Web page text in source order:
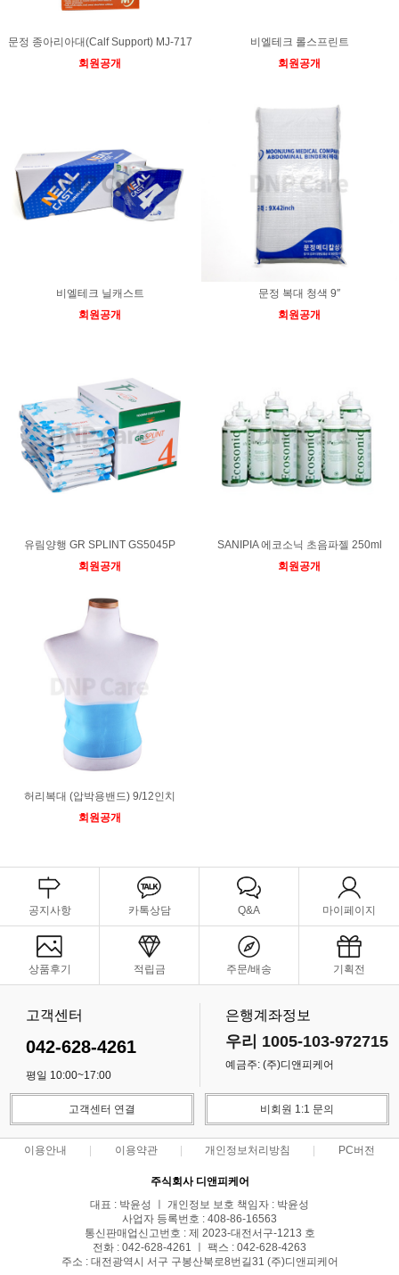
문정 종아리아대(Calf Support) MJ-717
회원공개
비엘테크 롤스프린트
회원공개
비엘테크 닐캐스트
회원공개
문정 복대 청색 9″
회원공개
유림양행 GR SPLINT GS5045P
회원공개
SANIPIA 에코소닉 초음파젤 250ml
회원공개
허리복대 (압박용밴드) 9/12인치
회원공개
공지사항 카톡상담 Q&A 마이페이지
상품후기 적립금 주문/배송 기획전
고객센터
042-628-4261
평일 10:00~17:00
은행계좌정보
우리 1005-103-972715
예금주: (주)디앤피케어
고객센터 연결 비회원 1:1 문의
이용안내 이용약관 개인정보처리방침 PC버전
주식회사 디앤피케어
대표 : 박윤성 ㅣ 개인정보 보호 책임자 : 박윤성
사업자 등록번호 : 408-86-16563
통신판매업신고번호 : 제 2023-대전서구-1213 호
전화 : 042-628-4261 ㅣ 팩스 : 042-628-4263
주소 : 대전광역시 서구 구봉산북로8번길31 (주)디앤피케어